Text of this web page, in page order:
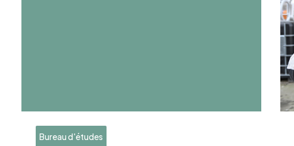
Bureau d'études